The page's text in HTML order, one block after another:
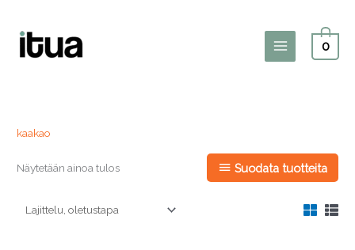
Main
0
kaakao
Näytetään ainoa tulos Suodata tuotteita